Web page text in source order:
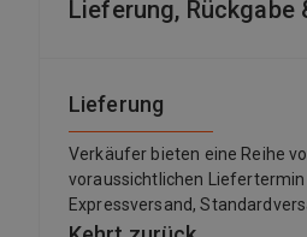
Lieferung, Rückgabe
Lieferung
Verkäufer bieten eine Reihe
voraussichtlichen
Expressversand,